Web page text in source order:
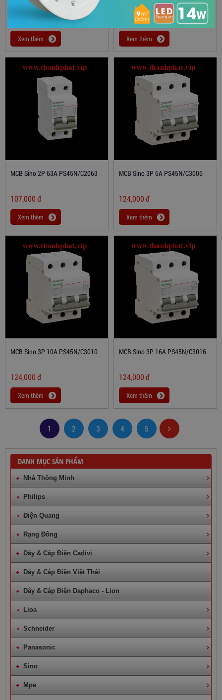
80,000đ
Xem thêm
107,000đ
Xem thêm
MCB Sino 2P 63A PS45N/C2063
107,000đ
Xem thêm
MCB Sino 3P 6A PS45N/C3006
124,000đ
Xem thêm
MCB Sino 3P 10A PS45N/C3010
124,000đ
Xem thêm
MCB Sino 3P 16A PS45N/C3016
124,000đ
Xem thêm
1 2 3 4 5
DANH MỤC SẢN PHẨM
Nhà Thông Minh
Philips
Điện Quang
Rạng Đông
Dây & Cáp Điện Cadivi
Dây & Cáp Điện Việt Thái
Dây & Cáp Điện Daphaco - Lion
Lioa
Schneider
Panasonic
Sino
Mpe